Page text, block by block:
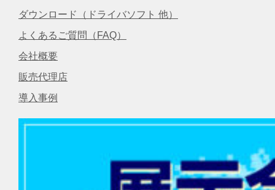
ダウンロード（ドライバソフト 他）
よくあるご質問（FAQ）
会社概要
販売代理店
導入事例